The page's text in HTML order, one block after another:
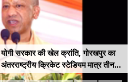
योगी सरकार की खेल क्रांति, गोरखपुर का
अंतरराष्ट्रीय क्रिकेट स्टेडियम मात्र तीन
महीने में लगभग 20% तैयार